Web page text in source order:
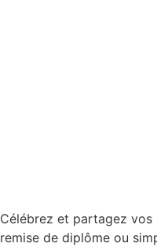
Célébrez et partagez vos
remise de diplôme ou